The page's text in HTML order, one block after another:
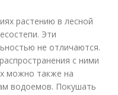
растению в лесной
Эти
не отличаются.
с ними
можно также на
водоемов. Покушать